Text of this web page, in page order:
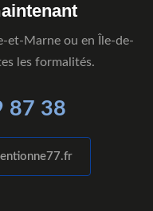
et-Marne ou en Île-de-
les formalités.
87 38